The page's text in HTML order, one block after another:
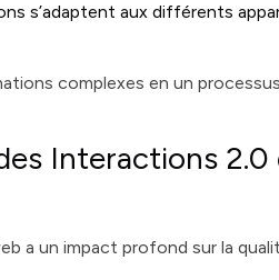
s’adaptent aux différents
complexes en un
Interactions 2.0
a un impact profond sur la